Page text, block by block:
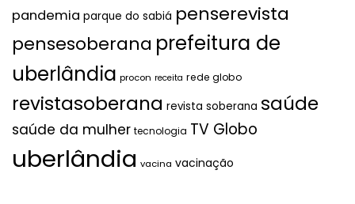
pandemia parque do sabiá penserevista
pensesoberana prefeitura de
uberlândia procon receita rede globo
revistasoberana revista soberana saúde
saúde da mulher tecnologia TV Globo
uberlândia vacina vacinação